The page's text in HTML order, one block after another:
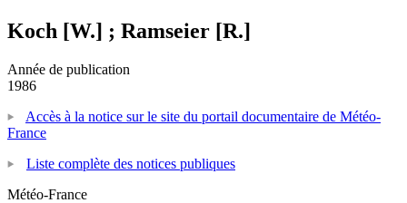
Koch [W.] ; Ramseier [R.]
Année de publication
1986
Accès à la notice sur le site du portail documentaire de Météo-
France
Liste complète des notices publiques
Météo-France